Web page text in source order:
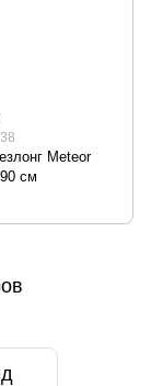
Meteor
см